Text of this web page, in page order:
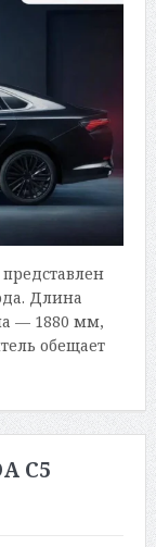
Длина
— 1880 мм,
обещает
C5